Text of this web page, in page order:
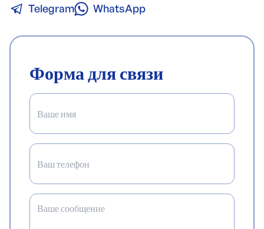
Telegram
WhatsApp
Форма для связи